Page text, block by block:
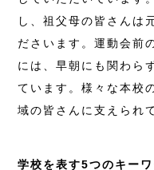
し、祖父母の皆さんは
ださいます。運動会前
には、早朝にも関わら
ています。様々な本校
域の皆さんに支えられ
学校を表す5つのキーワ